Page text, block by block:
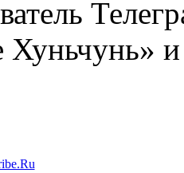
Хуньчунь»